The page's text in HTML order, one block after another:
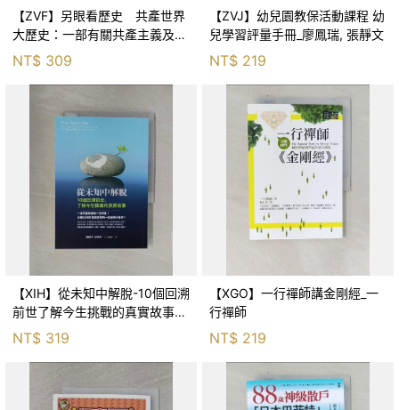
【ZVF】另眼看歷史 共產世界
大歷史：一部有關共產主義及共
產黨兩百年的興衰史_呂正理
NT$ 309
【ZVJ】幼兒園教保活動課程 幼
兒學習評量手冊_廖鳳瑞, 張靜文
NT$ 219
【XIH】從未知中解脫-10個回溯
前世了解今生挑戰的真實故事_
羅伯特．舒
NT$ 319
【XGO】一行禪師講金剛經_一
行禪師
NT$ 219